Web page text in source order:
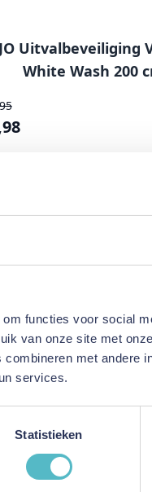
functies voor social
van onze site met
met andere
services.
Statistieken
Uitvalbeveiliging
White Wash 200
prijs
prijs
Uitvalbeveiliging